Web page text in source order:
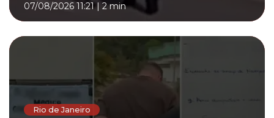
07/08/2026 11:21| 2 min
Rio de Janeiro